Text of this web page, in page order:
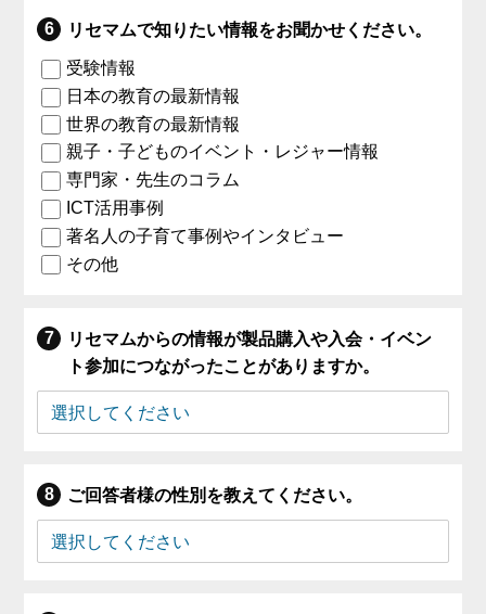
リセマムで知りたい情報をお聞かせください。
受験情報
日本の教育の最新情報
世界の教育の最新情報
親子・子どものイベント・レジャー情報
専門家・先生のコラム
ICT活用事例
著名人の子育て事例やインタビュー
その他
リセマムからの情報が製品購入や入会・イベン
ト参加につながったことがありますか。
ご回答者様の性別を教えてください。